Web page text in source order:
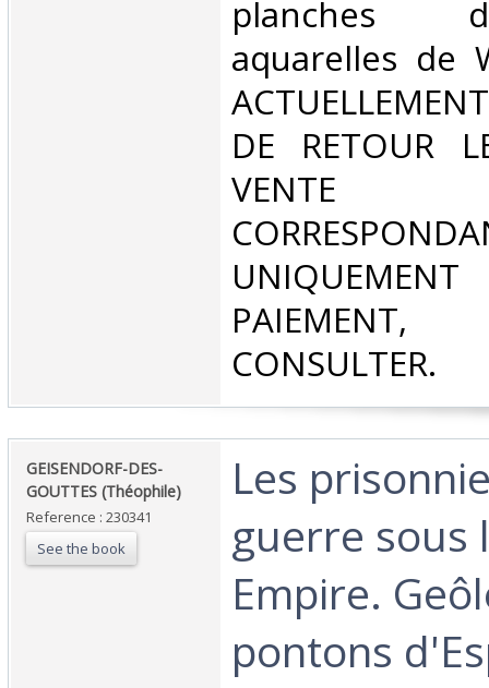
planches
aquarelles de
DE RETOUR
CONSULTER.‎
‎GEISENDORF-DES-
GOUTTES (Théophile)‎
Reference : 230341
See the book
‎Les
guerre sous
Empire.
pontons